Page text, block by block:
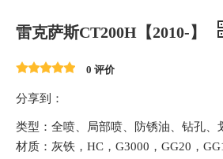
雷克萨斯CT200H【2010-】
0 评价
分享到：
类型：全喷、局部喷、防锈油、钻孔、
材质：灰铁，HC，G3000，GG20，